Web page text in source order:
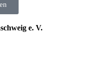
e. V.